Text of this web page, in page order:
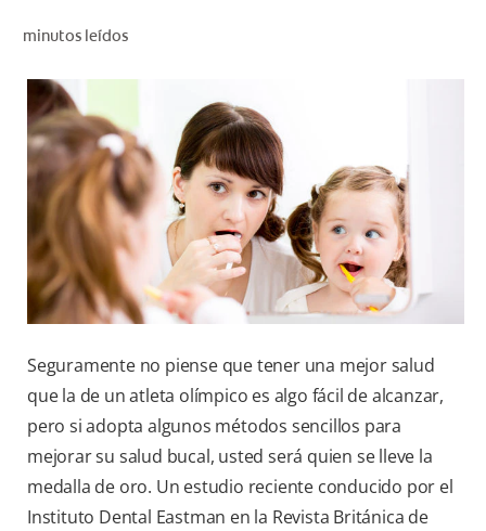
CUPONES
DÓNDE COMPRAR
BO (ES)
minutos leídos
Seguramente no piense que tener una mejor salud
que la de un atleta olímpico es algo fácil de alcanzar,
pero si adopta algunos métodos sencillos para
mejorar su salud bucal, usted será quien se lleve la
medalla de oro. Un estudio reciente conducido por el
Instituto Dental Eastman en la Revista Británica de